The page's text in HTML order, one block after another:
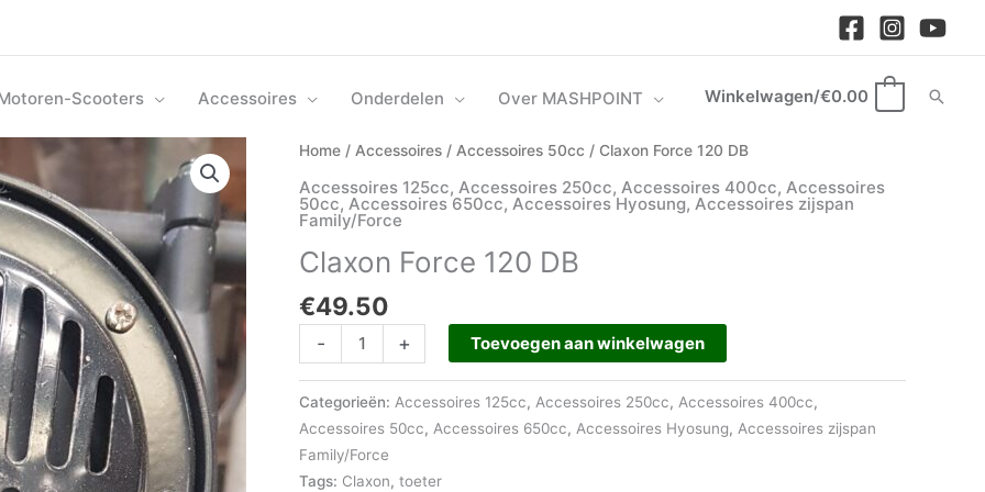
Scooters Accessoires Onderdelen Over MASHPOINT Winkelwagen/€0.00
Home / Accessoires / Accessoires 50cc / Claxon Force 120 DB
Accessoires 125cc, Accessoires 250cc, Accessoires 400cc, Accessoires
50cc, Accessoires 650cc, Accessoires Hyosung, Accessoires zijspan
Family/Force
Claxon Force 120 DB
€49.50
-
Claxon
120
DB
aantal
+ Toevoegen aan winkelwagen
Categorieën: Accessoires 125cc, Accessoires 250cc, Accessoires 400cc,
Accessoires 50cc, Accessoires 650cc, Accessoires Hyosung, Accessoires zijspan
Family/Force
Tags: Claxon, toeter